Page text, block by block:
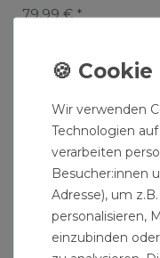
79,99 € *
Wir verwenden
Technologien
verarbeiten
Besucher:innen
Adresse), um
personalisieren,
einzubinden